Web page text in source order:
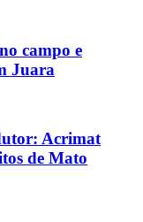
campo e
Juara
Acrimat
de Mato